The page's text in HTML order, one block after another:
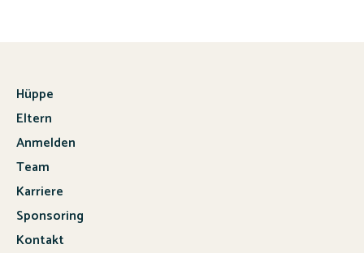
Hüppe
Eltern
Anmelden
Team
Karriere
Sponsoring
Kontakt